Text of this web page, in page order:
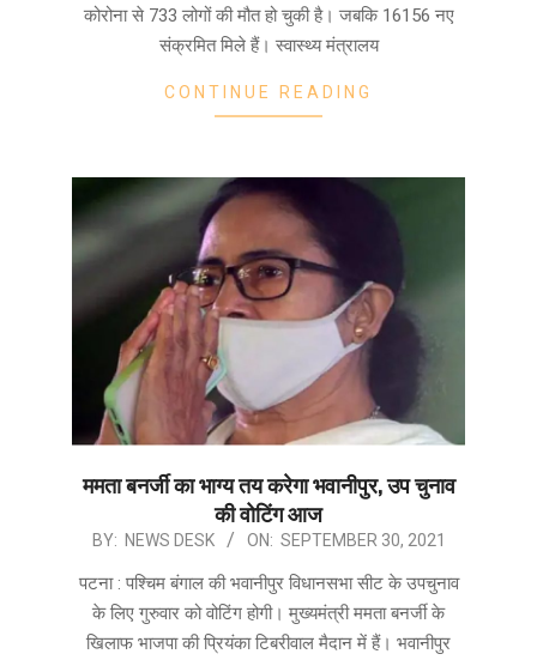
कोरोना से 733 लोगों की मौत हो चुकी है। जबकि 16156 नए
संक्रमित मिले हैं। स्वास्थ्य मंत्रालय
CONTINUE READING
ममता बनर्जी का भाग्य तय करेगा भवानीपुर, उप चुनाव
की वोटिंग आज
2021-
BY: NEWS DESK ON: SEPTEMBER 30, 2021
पटना : पश्चिम बंगाल की भवानीपुर विधानसभा सीट के उपचुनाव
के लिए गुरुवार को वोटिंग होगी। मुख्यमंत्री ममता बनर्जी के
खिलाफ भाजपा की प्रियंका टिबरीवाल मैदान में हैं। भवानीपुर